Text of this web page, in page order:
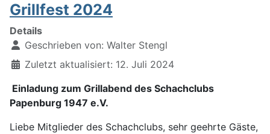
Grillfest 2024
Details
Geschrieben von: Walter Stengl
Zuletzt aktualisiert: 12. Juli 2024
Einladung zum Grillabend des Schachclubs
Papenburg 1947 e.V.
Liebe Mitglieder des Schachclubs, sehr geehrte Gäste,